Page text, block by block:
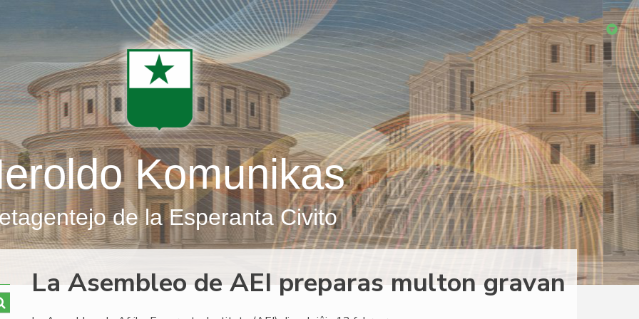
Komunikas
de la Esperanta Civito
La Asembleo de AEI preparas multon gravan